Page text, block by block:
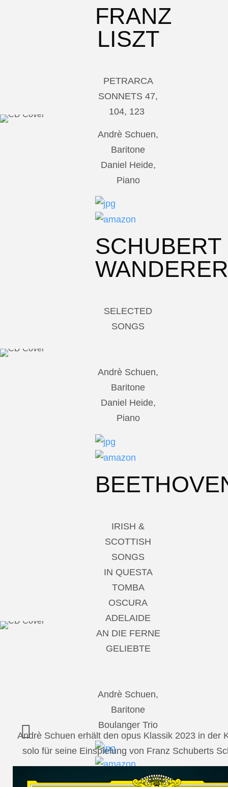
FRANZ
LISZT
PETRARCA
SONNETS 47,
104, 123
Andrè Schuen,
Baritone
Daniel Heide,
Piano
SCHUBERT
WANDERER
SELECTED
SONGS
Andrè Schuen,
Baritone
Daniel Heide,
Piano
IRISH &
SCOTTISH
SONGS
IN QUESTA
TOMBA
OSCURA
ADELAIDE
AN DIE FERNE
GELIEBTE
Andrè Schuen,
Baritone
Boulanger Trio
Andrè Schuen erhält den opus Klassik 2023 in der
solo für seine Einspielung von Franz Schuberts